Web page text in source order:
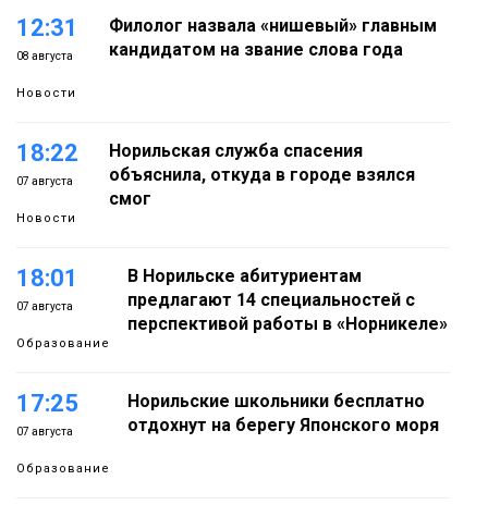
12:31
08 августа
Новости
Филолог назвала «нишевый» главным
кандидатом на звание слова года
18:22
07 августа
Новости
Норильская служба спасения
объяснила, откуда в городе взялся
смог
18:01
07 августа
Образование
В Норильске абитуриентам
предлагают 14 специальностей с
перспективой работы в «Норникеле»
17:25
07 августа
Образование
Норильские школьники бесплатно
отдохнут на берегу Японского моря